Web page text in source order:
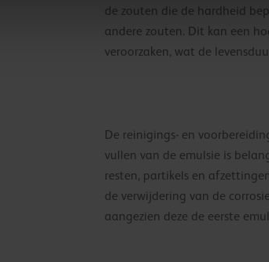
de zouten die de hardheid
andere zouten. Dit kan een
veroorzaken, wat de
De reinigings- en
vullen van de emulsie is
resten, partikels en
de verwijdering van de
aangezien deze de eerste